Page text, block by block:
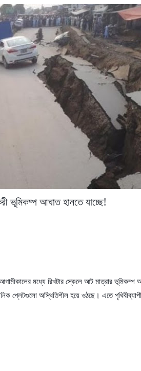
ভূমিকম্প আঘাত হানতে যাচ্ছে!
মধ্যে রিখটার স্কেলে আট মাত্রার ভূমিকম্প
প্লেটগুলো অস্থিতিশীল হয়ে ওঠছে। এতে